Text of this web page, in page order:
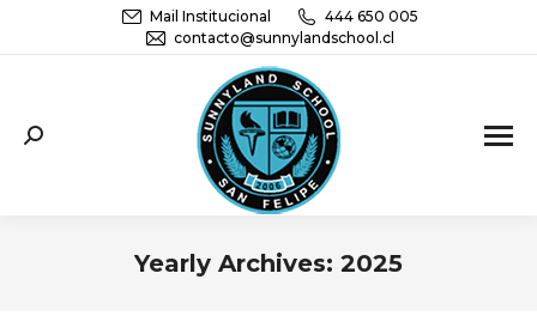
Mail Institucional
444 650 005
contacto@sunnylandschool.cl
Sunnyland School San Felipe | Educación
Parvularia, básica y media
Yearly Archives: 2025